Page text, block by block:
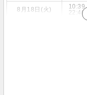
8月18日(火)
10:39
22:40